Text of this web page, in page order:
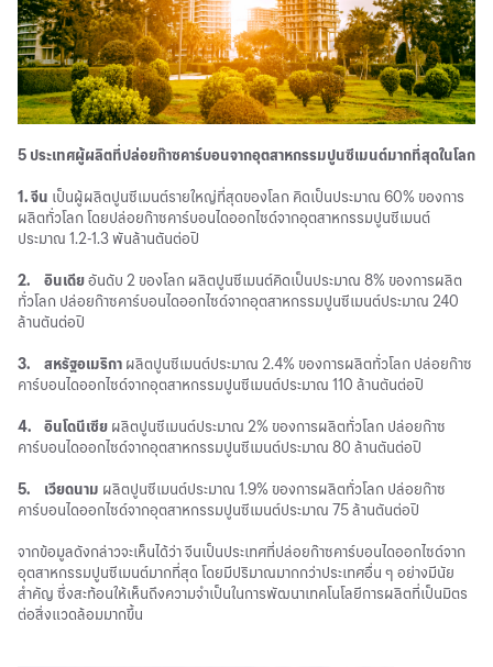
5 ประเทศผู้ผลิตที่ปล่อยก๊าซคาร์บอนจากอุตสาหกรรมปูนซีเมนต์มากที่สุดในโลก
1.จีน เป็นผู้ผลิตปูนซีเมนต์รายใหญ่ที่สุดของโลก คิดเป็นประมาณ 60% ของการ
ผลิตทั่วโลก โดยปล่อยก๊าซคาร์บอนไดออกไซด์จากอุตสาหกรรมปูนซีเมนต์
ประมาณ 1.2-1.3 พันล้านตันต่อปี
2. อินเดียอันดับ 2 ของโลก ผลิตปูนซีเมนต์คิดเป็นประมาณ 8% ของการผลิต
ทั่วโลก ปล่อยก๊าซคาร์บอนไดออกไซด์จากอุตสาหกรรมปูนซีเมนต์ประมาณ 240
ล้านตันต่อปี
3. สหรัฐอเมริกา ผลิตปูนซีเมนต์ประมาณ 2.4% ของการผลิตทั่วโลก ปล่อยก๊าซ
คาร์บอนไดออกไซด์จากอุตสาหกรรมปูนซีเมนต์ประมาณ 110 ล้านตันต่อปี
4. อินโดนีเซีย ผลิตปูนซีเมนต์ประมาณ 2% ของการผลิตทั่วโลก ปล่อยก๊าซ
คาร์บอนไดออกไซด์จากอุตสาหกรรมปูนซีเมนต์ประมาณ 80 ล้านตันต่อปี
5. เวียดนาม ผลิตปูนซีเมนต์ประมาณ 1.9% ของการผลิตทั่วโลก ปล่อยก๊าซ
คาร์บอนไดออกไซด์จากอุตสาหกรรมปูนซีเมนต์ประมาณ 75 ล้านตันต่อปี
จากข้อมูลดังกล่าวจะเห็นได้ว่า จีนเป็นประเทศที่ปล่อยก๊าซคาร์บอนไดออกไซด์จาก
อุตสาหกรรมปูนซีเมนต์มากที่สุด โดยมีปริมาณมากกว่าประเทศอื่น ๆ อย่างมีนัย
สำคัญ ซึ่งสะท้อนให้เห็นถึงความจำเป็นในการพัฒนาเทคโนโลยีการผลิตที่เป็นมิตร
ต่อสิ่งแวดล้อมมากขึ้น